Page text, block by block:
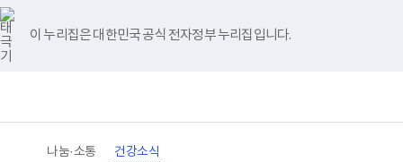
바
로
가
기
메
이 누리집은 대한민국 공식 전자정부 누리집입니다.
너
비
767px
이
하
영
홈
나눔·소통 건강소식
유
튜
브
블
로
그
인
스
타
그
램
페
이
스
북